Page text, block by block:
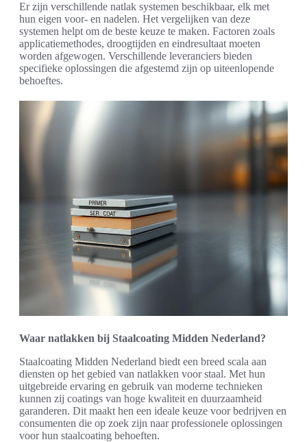
Er zijn verschillende natlak systemen beschikbaar, elk met
hun eigen voor- en nadelen. Het vergelijken van deze
systemen helpt om de beste keuze te maken. Factoren zoals
applicatiemethodes, droogtijden en eindresultaat moeten
worden afgewogen. Verschillende leveranciers bieden
specifieke oplossingen die afgestemd zijn op uiteenlopende
behoeftes.
Waar natlakken bij Staalcoating Midden Nederland?
Staalcoating Midden Nederland biedt een breed scala aan
diensten op het gebied van natlakken voor staal. Met hun
uitgebreide ervaring en gebruik van moderne technieken
kunnen zij coatings van hoge kwaliteit en duurzaamheid
garanderen. Dit maakt hen een ideale keuze voor bedrijven en
consumenten die op zoek zijn naar professionele oplossingen
voor hun staalcoating behoeften.